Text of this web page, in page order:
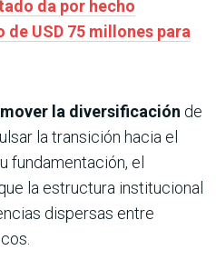
da por hecho
USD 75 millones para
la diversificación de
la transición hacia el
fundamentación, el
la estructura institucional
dispersas entre